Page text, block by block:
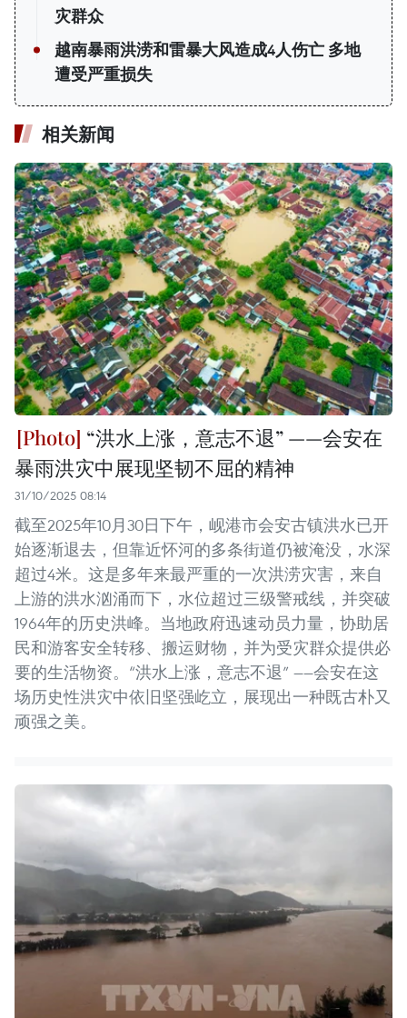
灾群众
越南暴雨洪涝和雷暴大风造成4人伤亡 多地
遭受严重损失
相关新闻
“洪水上涨，意志不退” ——会安在
暴雨洪灾中展现坚韧不屈的精神
31/10/2025 08:14
截至2025年10月30日下午，岘港市会安古镇洪水已开
始逐渐退去，但靠近怀河的多条街道仍被淹没，水深
超过4米。这是多年来最严重的一次洪涝灾害，来自
上游的洪水汹涌而下，水位超过三级警戒线，并突破
1964年的历史洪峰。当地政府迅速动员力量，协助居
民和游客安全转移、搬运财物，并为受灾群众提供必
要的生活物资。“洪水上涨，意志不退” ——会安在这
场历史性洪灾中依旧坚强屹立，展现出一种既古朴又
顽强之美。